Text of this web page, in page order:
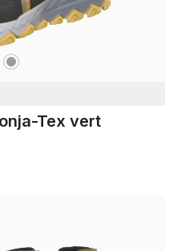
gris
Tex vert